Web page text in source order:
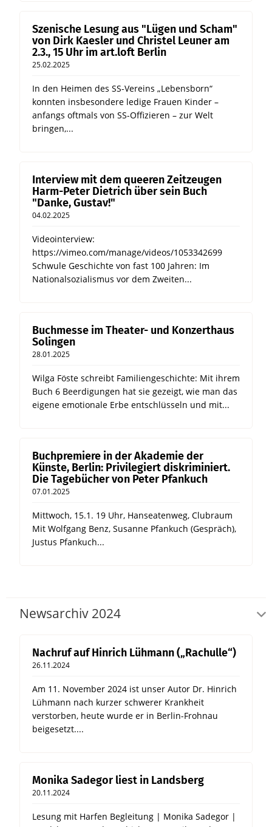
Szenische Lesung aus "Lügen und Scham"
von Dirk Kaesler und Christel Leuner am
2.3., 15 Uhr im art.loft Berlin
25.02.2025
In den Heimen des SS-Vereins „Lebensborn“
konnten insbesondere ledige Frauen Kinder –
anfangs oftmals von SS-Offizieren – zur Welt
bringen,...
Interview mit dem queeren Zeitzeugen
Harm-Peter Dietrich über sein Buch
"Danke, Gustav!"
04.02.2025
Videointerview:
https://vimeo.com/manage/videos/1053342699
Schwule Geschichte von fast 100 Jahren: Im
Nationalsozialismus vor dem Zweiten...
Buchmesse im Theater- und Konzerthaus
Solingen
28.01.2025
Wilga Föste schreibt Familiengeschichte: Mit ihrem
Buch 6 Beerdigungen hat sie gezeigt, wie man das
eigene emotionale Erbe entschlüsseln und mit...
Buchpremiere in der Akademie der
Künste, Berlin: Privilegiert diskriminiert.
Die Tagebücher von Peter Pfankuch
07.01.2025
Mittwoch, 15.1. 19 Uhr, Hanseatenweg, Clubraum
Mit Wolfgang Benz, Susanne Pfankuch (Gespräch),
Justus Pfankuch...
Newsarchiv 2024
Nachruf auf Hinrich Lühmann („Rachulle“)
26.11.2024
Am 11. November 2024 ist unser Autor Dr. Hinrich
Lühmann nach kurzer schwerer Krankheit
verstorben, heute wurde er in Berlin-Frohnau
beigesetzt....
Monika Sadegor liest in Landsberg
20.11.2024
Lesung mit Harfen Begleitung | Monika Sadegor |